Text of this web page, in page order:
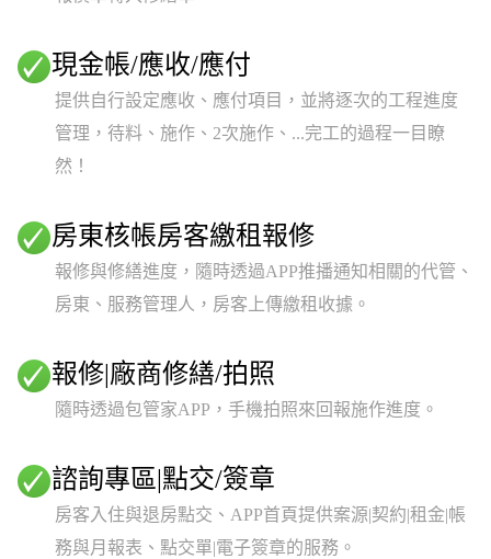
現金帳/應收/應付
提供自行設定應收、應付項目，並將逐次的工程進度
管理，待料、施作、2次施作、...完工的過程一目瞭
然！
房東核帳房客繳租報修
報修與修繕進度，隨時透過APP推播通知相關的代管、
房東、服務管理人，房客上傳繳租收據。
報修|廠商修繕/拍照
隨時透過包管家APP，手機拍照來回報施作進度。
諮詢專區|點交/簽章
房客入住與退房點交、APP首頁提供案源|契約|租金|帳
務與月報表、點交單|電子簽章的服務。